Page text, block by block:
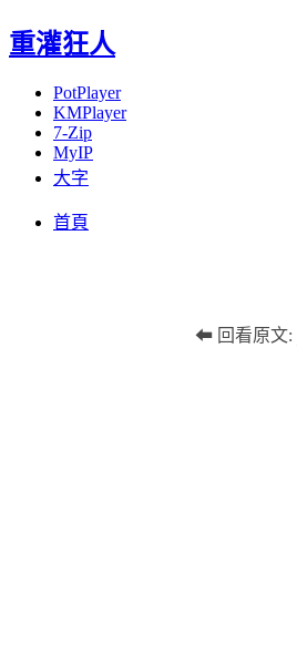
重灌狂人
PotPlayer
KMPlayer
7-Zip
MyIP
大字
首頁
⬅ 回看原文: